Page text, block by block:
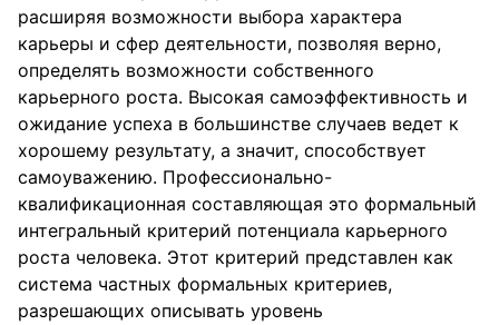
расширяя возможности выбора характера
карьеры и сфер деятельности, позволяя верно,
определять возможности собственного
карьерного роста. Высокая самоэффективность и
ожидание успеха в большинстве случаев ведет к
хорошему результату, а значит, способствует
самоуважению. Профессионально-
квалификационная составляющая это формальный
интегральный критерий потенциала карьерного
роста человека. Этот критерий представлен как
система частных формальных критериев,
разрешающих описывать уровень